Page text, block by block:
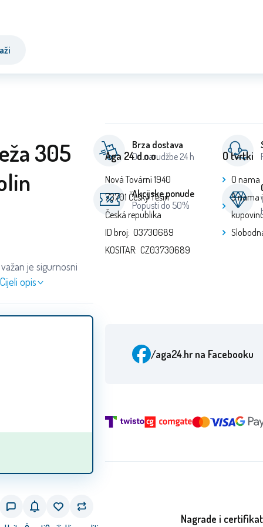
305
je sigurnosni
Cijeli opis
Brza dostava
Od narudžbe 24 h
Akcijske ponude
Popusti do 50%
Aga 24 d.o.o.
Nová Tovární 1940
73701 Český Těšín
Česká republika
ID broj: 03730689
KOSITAR: CZ03730689
O tvrtki
O nama
S nama
/aga24.hrna Facebooku
Nagrade i